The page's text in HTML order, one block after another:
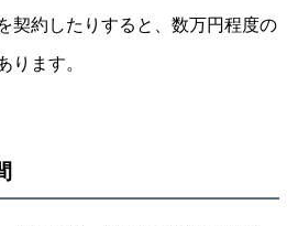
契約したりすると、数万円程度の
ります。